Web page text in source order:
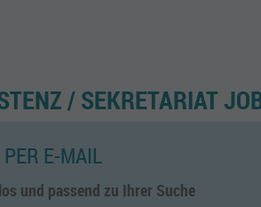
/ SEKRETARIAT
E-MAIL
und passend zu Ihrer Suche